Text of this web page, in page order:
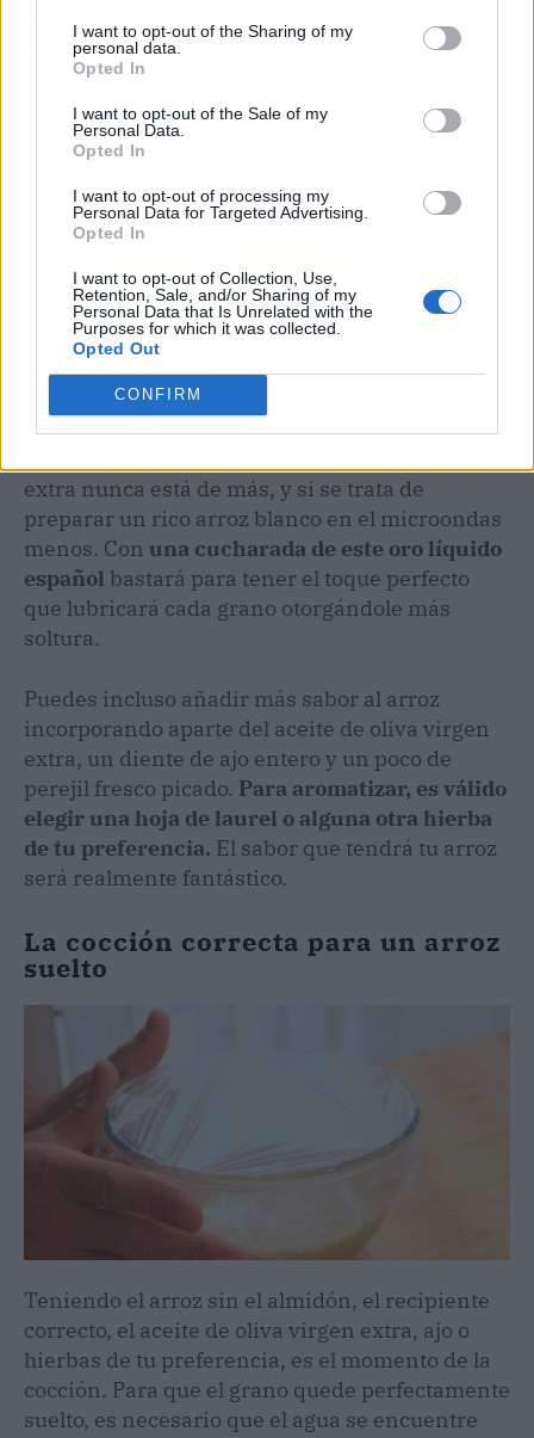
I want to opt-out of the Sharing of my
personal data.
Opted In
I want to opt-out of the Sale of my
Personal Data.
Opted In
I want to opt-out of processing my
Personal Data for Targeted Advertising.
Opted In
I want to opt-out of Collection, Use,
Retention, Sale, and/or Sharing of my
Personal Data that Is Unrelated with the
Purposes for which it was collected.
Opted Out
CONFIRM
microondas.
Añade un poco de aceite
extra nunca está de más, y si se trata de
preparar un rico arroz blanco en el microondas
menos. Con una cucharada de este oro líquido
español bastará para tener el toque perfecto
que lubricará cada grano otorgándole más
soltura.
Puedes incluso añadir más sabor al arroz
incorporando aparte del aceite de oliva virgen
extra, un diente de ajo entero y un poco de
perejil fresco picado. Para aromatizar, es válido
elegir una hoja de laurel o alguna otra hierba
de tu preferencia. El sabor que tendrá tu arroz
será realmente fantástico.
La cocción correcta para un arroz
suelto
Teniendo el arroz sin el almidón, el recipiente
correcto, el aceite de oliva virgen extra, ajo o
hierbas de tu preferencia, es el momento de la
cocción. Para que el grano quede perfectamente
suelto, es necesario que el agua se encuentre